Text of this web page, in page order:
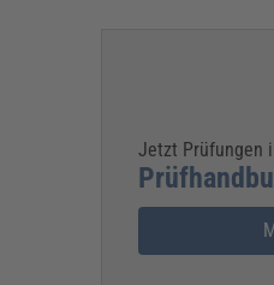
Jetzt Prüfungen